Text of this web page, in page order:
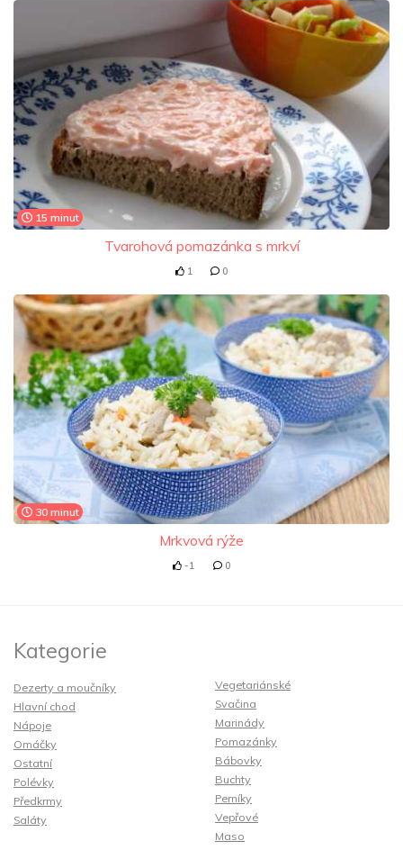
15 minut
Tvarohová pomazánka s mrkví
1 0
30 minut
Mrkvová rýže
-1 0
Kategorie
Dezerty a moučníky
Hlavní chod
Nápoje
Omáčky
Ostatní
Polévky
Předkrmy
Saláty
Vegetariánské
Svačina
Marinády
Pomazánky
Bábovky
Buchty
Perníky
Vepřové
Maso